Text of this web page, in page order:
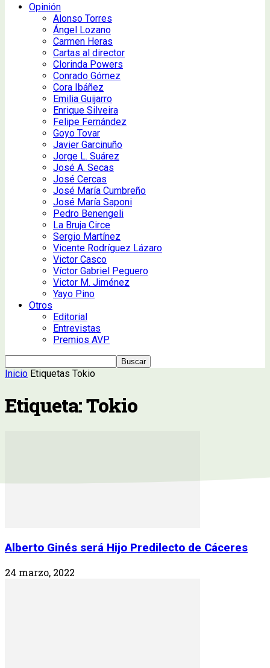
Opinión
Alonso Torres
Ángel Lozano
Carmen Heras
Cartas al director
Clorinda Powers
Conrado Gómez
Cora Ibáñez
Emilia Guijarro
Enrique Silveira
Felipe Fernández
Goyo Tovar
Javier Garcinuño
Jorge L. Suárez
José A. Secas
José Cercas
José María Cumbreño
José María Saponi
Pedro Benengeli
La Bruja Circe
Sergio Martínez
Vicente Rodríguez Lázaro
Victor Casco
Víctor Gabriel Peguero
Victor M. Jiménez
Yayo Pino
Otros
Editorial
Entrevistas
Premios AVP
Inicio Etiquetas Tokio
Etiqueta: Tokio
Alberto Ginés será Hijo Predilecto de Cáceres
24 marzo, 2022